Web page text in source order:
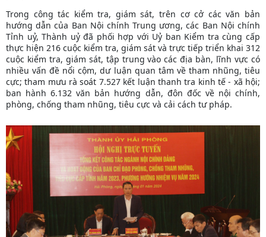
Trong công tác kiểm tra, giám sát, trên cơ cở các văn bản
hướng dẫn của Ban Nội chính Trung ương, các Ban Nội chính
Tỉnh uỷ, Thành uỷ đã phối hợp với Uỷ ban Kiểm tra cùng cấp
thực hiện 216 cuộc kiểm tra, giám sát và trực tiếp triển khai 312
cuộc kiểm tra, giám sát, tập trung vào các địa bàn, lĩnh vực có
nhiều vấn đề nổi cộm, dư luận quan tâm về tham nhũng, tiêu
cực; tham mưu rà soát 7.527 kết luận thanh tra kinh tế - xã hội;
ban hành 6.132 văn bản hướng dẫn, đôn đốc về nội chính,
phòng, chống tham nhũng, tiêu cực và cải cách tư pháp.